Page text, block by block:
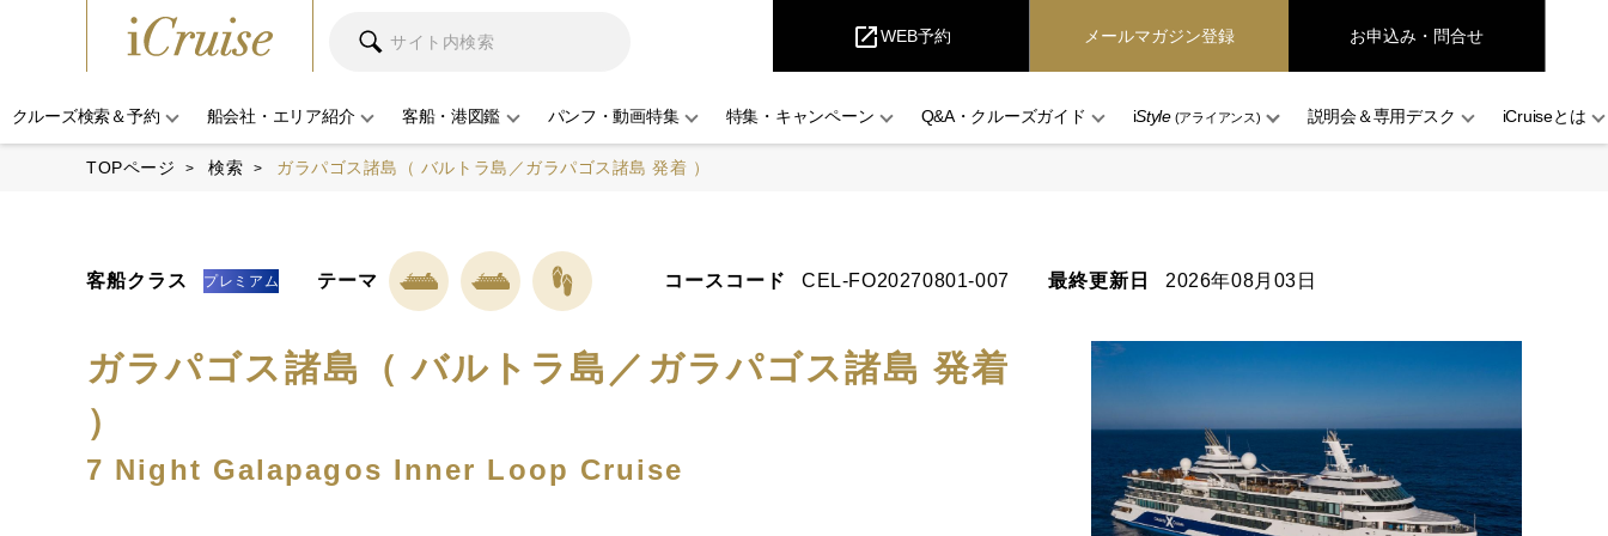
open_in_newWEB予約 メールマガジン登録 お申込み・問合せ
クルーズ検索＆予約 船会社・エリア紹介 客船・港図鑑 パンフ・動画特集 特集・キャンペーン Q&A・クルーズガイド iStyle(アライアンス) 説明会＆専用デスク iCruiseとは
TOPページ 検索 ガラパゴス諸島（ バルトラ島／ガラパゴス諸島 発着 ）
客船クラス プレミアム テーマ コースコード CEL-FO20270801-007 最終更新日 2026年08月03日
ガラパゴス諸島（ バルトラ島／ガラパゴス諸島 発着
）
7 Night Galapagos Inner Loop Cruise